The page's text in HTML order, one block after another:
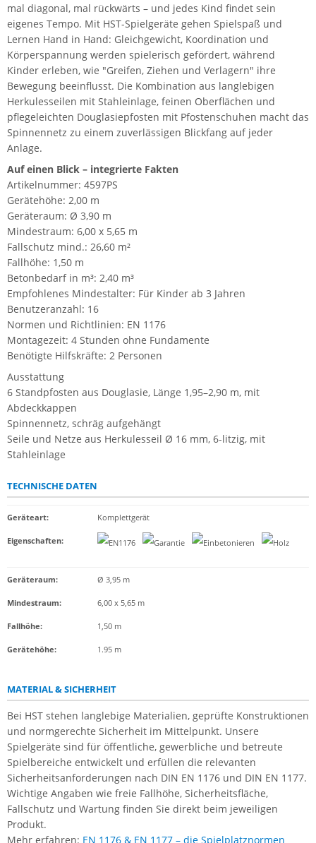
mal diagonal, mal rückwärts – und jedes Kind findet sein
eigenes Tempo. Mit HST-Spielgeräte gehen Spielspaß und
Lernen Hand in Hand: Gleichgewicht, Koordination und
Körperspannung werden spielerisch gefördert, während
Kinder erleben, wie "Greifen, Ziehen und Verlagern" ihre
Bewegung beeinflusst. Die Kombination aus langlebigen
Herkulesseilen mit Stahleinlage, feinen Oberflächen und
pflegeleichten Douglasiepfosten mit Pfostenschuhen macht das
Spinnennetz zu einem zuverlässigen Blickfang auf jeder
Anlage.
Auf einen Blick – integrierte Fakten
Artikelnummer: 4597PS
Gerätehöhe: 2,00 m
Geräteraum: Ø 3,90 m
Mindestraum: 6,00 x 5,65 m
Fallschutz mind.: 26,60 m²
Fallhöhe: 1,50 m
Betonbedarf in m³: 2,40 m³
Empfohlenes Mindestalter: Für Kinder ab 3 Jahren
Benutzeranzahl: 16
Normen und Richtlinien: EN 1176
Montagezeit: 4 Stunden ohne Fundamente
Benötigte Hilfskräfte: 2 Personen
Ausstattung
6 Standpfosten aus Douglasie, Länge 1,95–2,90 m, mit
Abdeckkappen
Spinnennetz, schräg aufgehängt
Seile und Netze aus Herkulesseil Ø 16 mm, 6-litzig, mit
Stahleinlage
TECHNISCHE DATEN
Geräteart: Komplettgerät
Eigenschaften:
Geräteraum: Ø 3,95 m
Mindestraum: 6,00 x 5,65 m
Fallhöhe: 1,50 m
Gerätehöhe: 1.95 m
MATERIAL & SICHERHEIT
Bei HST stehen langlebige Materialien, geprüfte Konstruktionen
und normgerechte Sicherheit im Mittelpunkt. Unsere
Spielgeräte sind für öffentliche, gewerbliche und betreute
Spielbereiche entwickelt und erfüllen die relevanten
Sicherheitsanforderungen nach DIN EN 1176 und DIN EN 1177.
Wichtige Angaben wie freie Fallhöhe, Sicherheitsfläche,
Fallschutz und Wartung finden Sie direkt beim jeweiligen
Produkt.
Mehr erfahren: EN 1176 & EN 1177 – die Spielplatznormen